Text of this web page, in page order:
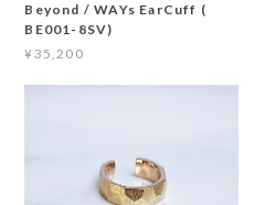
Beyond / WAYs EarCuff (
BE001-8SV)
¥35,200